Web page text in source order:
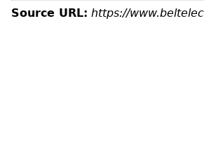
Source URL: https://